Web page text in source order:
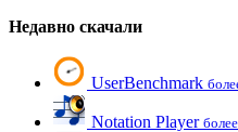
Недавно скачали
UserBenchmark
Notation Player